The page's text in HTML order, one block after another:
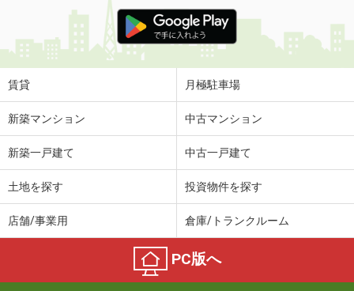
賃貸 月極駐車場
新築マンション 中古マンション
新築一戸建て 中古一戸建て
土地を探す 投資物件を探す
店舗/事業用 倉庫/トランクルーム
PC版へ